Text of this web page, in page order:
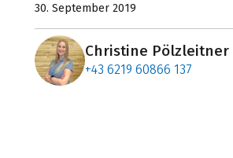
30. September 2019
Christine Pölzleitner
+43 6219 60866 137